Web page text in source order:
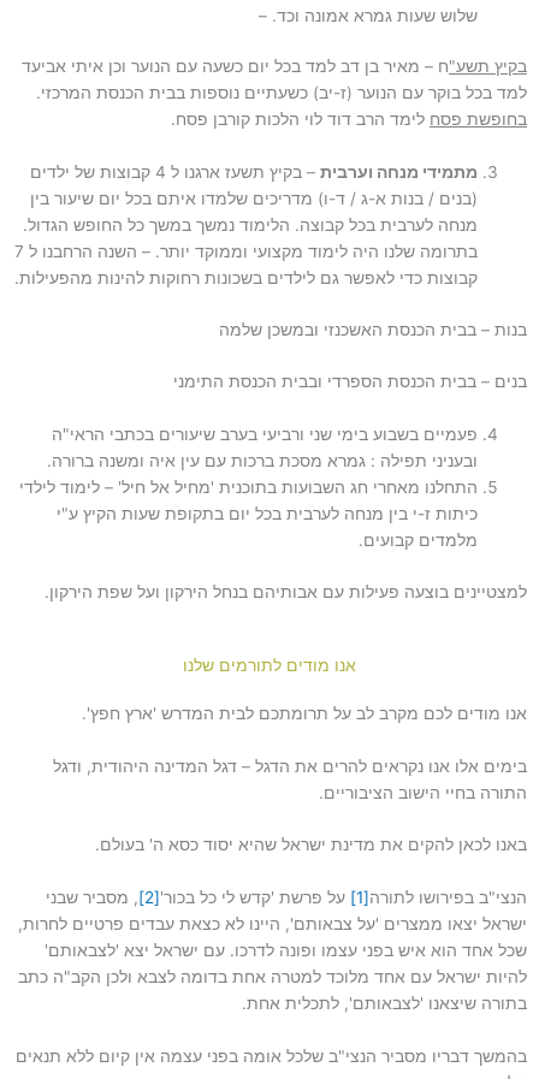
שלוש שעות גמרא אמונה וכד. –
בקיץ תשע"ח – מאיר בן דב למד בכל יום כשעה עם הנוער וכן איתי אביעד
למד בכל בוקר עם הנוער (ז-יב) כשעתיים נוספות בבית הכנסת המרכזי.
בחופשת פסח לימד הרב דוד לוי הלכות קורבן פסח.
מתמידי מנחה וערבית
– בקיץ תשעז ארגנו ל 4 קבוצות של ילדים
(בנים / בנות א-ג / ד-ו) מדריכים שלמדו איתם בכל יום שיעור בין
מנחה לערבית בכל קבוצה. הלימוד נמשך במשך כל החופש הגדול.
בתרומה שלנו היה לימוד מקצועי וממוקד יותר. – השנה הרחבנו ל 7
קבוצות כדי לאפשר גם לילדים בשכונות רחוקות להינות מהפעילות.
בנות – בבית הכנסת האשכנזי ובמשכן שלמה
בנים – בבית הכנסת הספרדי ובבית הכנסת התימני
פעמיים בשבוע בימי שני ורביעי בערב שיעורים בכתבי הראי"ה
ובעניני תפילה : גמרא מסכת ברכות עם עין איה ומשנה ברורה.
התחלנו מאחרי חג השבועות בתוכנית 'מחיל אל חיל' – לימוד לילדי
כיתות ז-י בין מנחה לערבית בכל יום בתקופת שעות הקיץ ע"י
מלמדים קבועים.
למצטיינים בוצעה פעילות עם אבותיהם בנחל הירקון ועל שפת הירקון.
אנו מודים לתורמים שלנו
אנו מודים לכם מקרב לב על תרומתכם לבית המדרש 'ארץ חפץ'.
בימים אלו אנו נקראים להרים את הדגל – דגל המדינה היהודית, ודגל
התורה בחיי הישוב הציבוריים.
באנו לכאן להקים את מדינת ישראל שהיא יסוד כסא ה' בעולם.
הנצי"ב בפירושו לתורה[1] על פרשת 'קדש לי כל בכור'[2]
, מסביר שבני
ישראל יצאו ממצרים 'על צבאותם', היינו לא כצאת עבדים פרטיים לחרות,
שכל אחד הוא איש בפני עצמו ופונה לדרכו. עם ישראל יצא 'לצבאותם'
להיות ישראל עם אחד מלוכד למטרה אחת בדומה לצבא ולכן הקב"ה כתב
בתורה שיצאנו 'לצבאותם', לתכלית אחת.
בהמשך דבריו מסביר הנצי"ב שלכל אומה בפני עצמה אין קיום ללא תנאים